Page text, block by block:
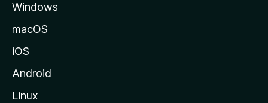
l
e
l
Windows
macOS
iOS
Android
Linux